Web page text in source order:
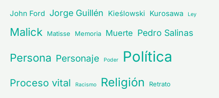
John Ford Jorge Guillén Kieślowski Kurosawa Ley
Malick Matisse Memoria Muerte Pedro Salinas
Persona Personaje Poder Política
Proceso vital Racismo Religión Retrato